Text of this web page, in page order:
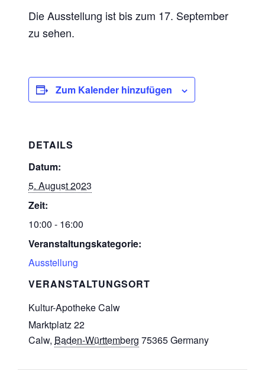
Die Ausstellung ist bis zum 17. September
zu sehen.
Zum Kalender hinzufügen
DETAILS
Datum:
5. August 2023
Zeit:
10:00 - 16:00
Veranstaltungskategorie:
Ausstellung
VERANSTALTUNGSORT
Kultur-Apotheke Calw
Marktplatz 22
Calw, Baden-Württemberg 75365Germany